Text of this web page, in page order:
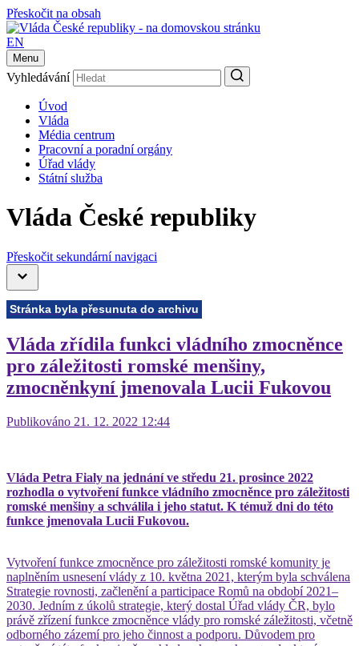
Přeskočit na obsah
EN
Menu
Vyhledávání
Úvod
Vláda
Média centrum
Pracovní a poradní orgány
Úřad vlády
Státní služba
Vláda České republiky
Přeskočit sekundární navigaci
Stránka byla přesunuta do archivu
Vláda zřídila funkci vládního zmocněnce
pro záležitosti romské menšiny,
zmocněnkyní jmenovala Lucii Fukovou
Publikováno 21. 12. 2022 12:44
Vláda Petra Fialy na jednání ve středu 21. prosince 2022
rozhodla o vytvoření funkce vládního zmocněnce pro záležitosti
romské menšiny a schválila i jeho statut. K témuž dni do této
funkce jmenovala Lucii Fukovou.
Vytvoření funkce zmocněnce pro záležitosti romské komunity je
naplněním usnesení vlády z 10. května 2021, kterým byla schválena
Strategie rovnosti, začlenění a participace Romů na období 2021–
2030. Jedním z úkolů strategie, který dostal Úřad vlády ČR, bylo
právě zřízení funkce zmocněnce vlády pro romské záležitosti, včetně
odborného zázemí pro jeho činnost a podporu. Důvodem pro